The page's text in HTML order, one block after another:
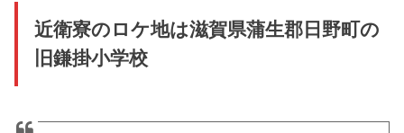
近衛寮のロケ地は滋賀県蒲生郡日野町の
旧鎌掛小学校